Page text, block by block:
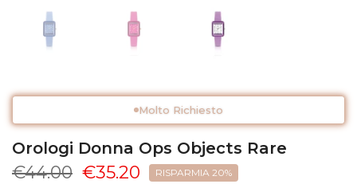
Molto Richiesto
Orologi Donna Ops Objects Rare
€44.00 €35.20 RISPARMIA 20%